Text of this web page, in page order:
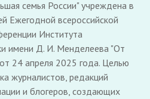
семья России" учреждена в
Ежегодной всероссийской
Института
имени Д. И. Менделеева "От
24 апреля 2025 года. Целью
журналистов, редакций
и блогеров, создающих